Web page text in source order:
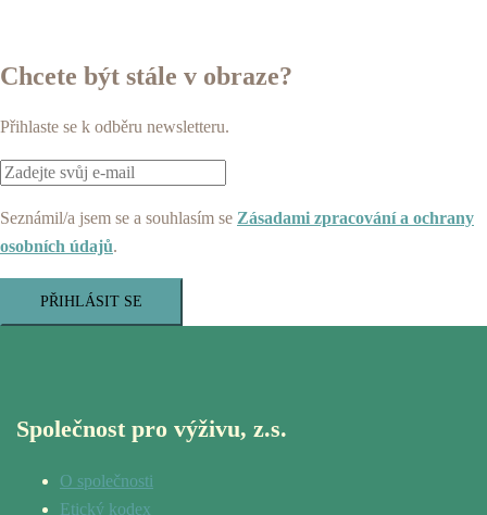
Chcete být stále v obraze?
Přihlaste se k odběru newsletteru.
Seznámil/a jsem se a souhlasím se Zásadami zpracování a ochrany
osobních údajů.
PŘIHLÁSIT SE
Společnost pro výživu, z.s.
O společnosti
Etický kodex